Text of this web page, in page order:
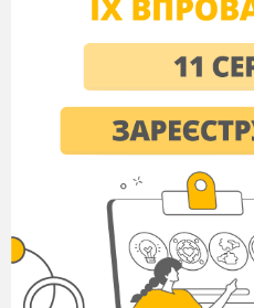
Ненормальна вода?!
Наливайко, Могиль,
Янович,
Нощенко,
План проекту: